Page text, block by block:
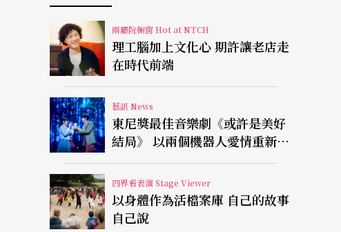
兩廳院櫥窗 Hot at NTCH
理工腦加上文化心 期許讓老店走
在時代前端
藝訊 News
東尼獎最佳音樂劇《或許是美好
結局》 以兩個機器人愛情重新凝
視有限人生
四界看表演 Stage Viewer
以身體作為活檔案庫 自己的故事
自己說